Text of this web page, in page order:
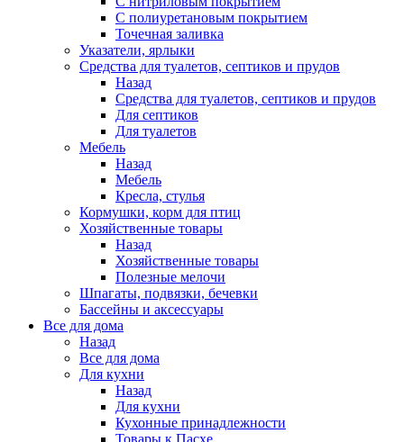
С полиуретановым покрытием
Точечная заливка
Указатели, ярлыки
Средства для туалетов, септиков и прудов
Назад
Средства для туалетов, септиков и прудов
Для септиков
Для туалетов
Мебель
Назад
Мебель
Кресла, стулья
Кормушки, корм для птиц
Хозяйственные товары
Назад
Хозяйственные товары
Полезные мелочи
Шпагаты, подвязки, бечевки
Бассейны и аксессуары
Все для дома
Назад
Все для дома
Для кухни
Назад
Для кухни
Кухонные принадлежности
Товары к Пасхе